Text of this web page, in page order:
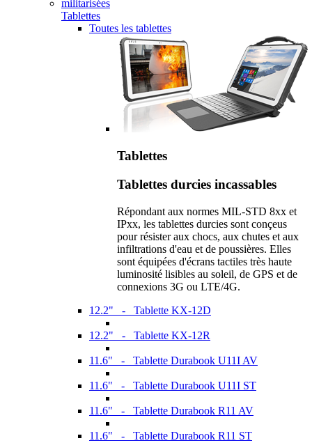
Tablettes
Toutes les tablettes
Tablettes
Tablettes durcies incassables
Répondant aux normes MIL-STD 8xx et
IPxx, les tablettes durcies sont conçeus
pour résister aux chocs, aux chutes et aux
infiltrations d'eau et de poussières. Elles
sont équipées d'écrans tactiles très haute
luminosité lisibles au soleil, de GPS et de
connexions 3G ou LTE/4G.
12.2" - Tablette KX-12D
12.2" - Tablette KX-12R
11.6" - Tablette Durabook U11I AV
11.6" - Tablette Durabook U11I ST
11.6" - Tablette Durabook R11 AV
11.6" - Tablette Durabook R11 ST